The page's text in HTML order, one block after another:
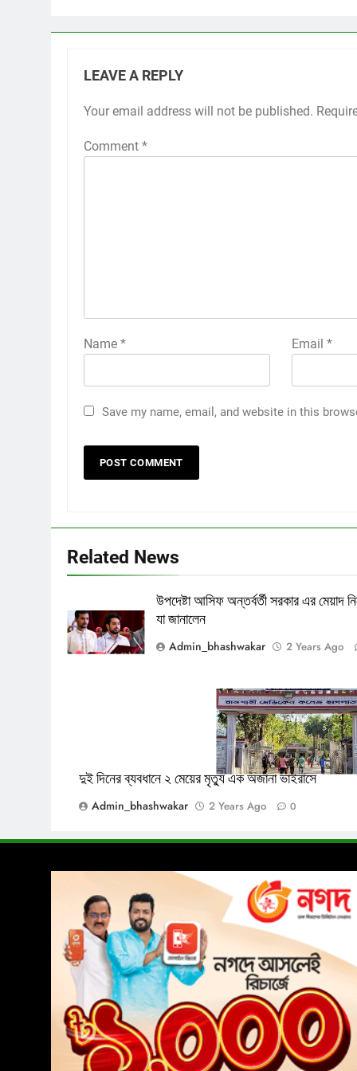
LEAVE A REPLY
Your email address will not be published.
Comment *
Name * Email *
Save my name, email, and website in this
Related News
উপদেষ্টা আসিফ অন্তর্বর্তী সরকার এর মেয়াদ
যা জানালেন
Admin_bhashwakar
2 Years Ago
দুই দিনের ব্যবধানে ২ মেয়ের মৃত্যু এক অজানা ভাইরাসে
Admin_bhashwakar
2 Years Ago 0